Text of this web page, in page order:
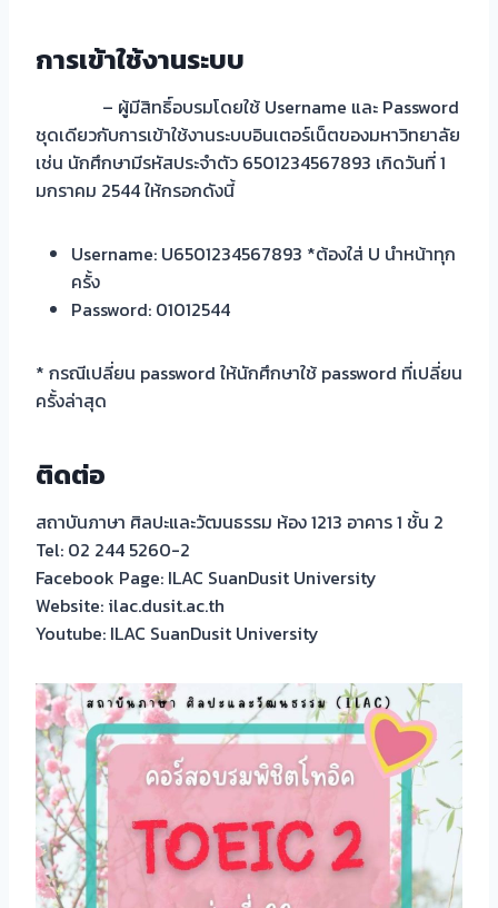
การเข้าใช้งานระบบ
– ผู้มีสิทธิ์อบรมโดยใช้ Username และ Password
ชุดเดียวกับการเข้าใช้งานระบบอินเตอร์เน็ตของมหาวิทยาลัย
เช่น นักศึกษามีรหัสประจำตัว 6501234567893 เกิดวันที่ 1
มกราคม 2544 ให้กรอกดังนี้
Username: U6501234567893 *ต้องใส่ U นำหน้าทุก
ครั้ง
Password: 01012544
* กรณีเปลี่ยน password ให้นักศึกษาใช้ password ที่เปลี่ยน
ครั้งล่าสุด
ติดต่อ
สถาบันภาษา ศิลปะและวัฒนธรรม ห้อง 1213 อาคาร 1 ชั้น 2
Tel: 02 244 5260-2
Facebook Page: ILAC SuanDusit University
Website: ilac.dusit.ac.th
Youtube: ILAC SuanDusit University